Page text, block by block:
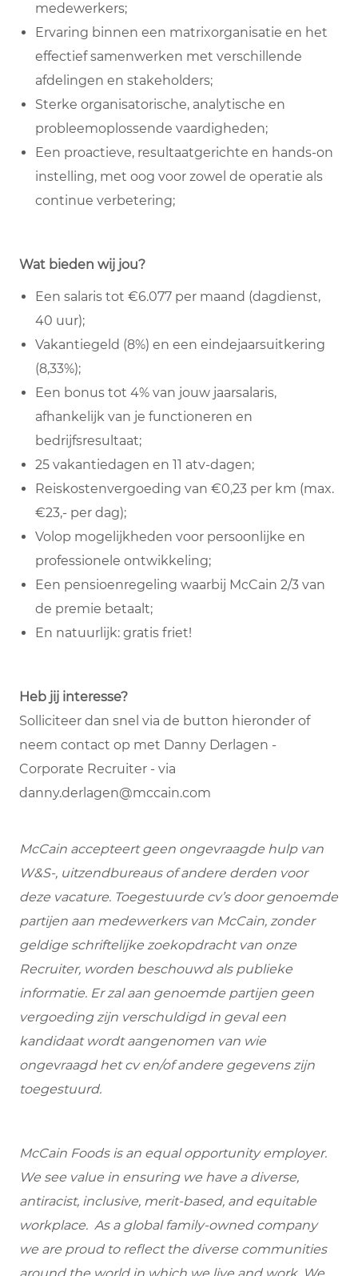
medewerkers;
Ervaring binnen een matrixorganisatie en het
effectief samenwerken met verschillende
afdelingen en stakeholders;
Sterke organisatorische, analytische en
probleemoplossende vaardigheden;
Een proactieve, resultaatgerichte en hands-on
instelling, met oog voor zowel de operatie als
continue verbetering;
Wat bieden wij jou?
Een salaris tot €6.077 per maand (dagdienst,
40 uur);
Vakantiegeld (8%) en een eindejaarsuitkering
(8,33%);
Een bonus tot 4% van jouw jaarsalaris,
afhankelijk van je functioneren en
bedrijfsresultaat;
25 vakantiedagen en 11 atv-dagen;
Reiskostenvergoeding van €0,23 per km (max.
€23,- per dag);
Volop mogelijkheden voor persoonlijke en
professionele ontwikkeling;
Een pensioenregeling waarbij McCain 2/3 van
de premie betaalt;
En natuurlijk: gratis friet!
Heb jij interesse?
Solliciteer dan snel via de button hieronder of
neem contact op met Danny Derlagen -
Corporate Recruiter - via
danny.derlagen@mccain.com
McCain accepteert geen ongevraagde hulp van
W&S-, uitzendbureaus of andere derden voor
deze vacature. Toegestuurde cv’s door genoemde
partijen aan medewerkers van McCain, zonder
geldige schriftelijke zoekopdracht van onze
Recruiter, worden beschouwd als publieke
informatie. Er zal aan genoemde partijen geen
vergoeding zijn verschuldigd in geval een
kandidaat wordt aangenomen van wie
ongevraagd het cv en/of andere gegevens zijn
toegestuurd.
McCain Foods is an equal opportunity employer.
We see value in ensuring we have a diverse,
antiracist, inclusive, merit-based, and equitable
workplace. As a global family-owned company
we are proud to reflect the diverse communities